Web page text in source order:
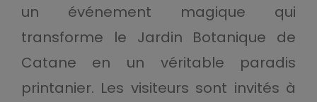
un événement magique qui
transforme le Jardin Botanique de
Catane en un véritable paradis
printanier. Les visiteurs sont invités à